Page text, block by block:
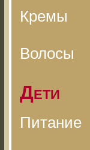
Кремы
Волосы
Дети
Питание